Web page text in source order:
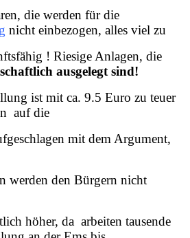
die werden für die
nicht einbezogen, alles viel zu
! Riesige Anlagen, die
ausgelegt sind!
ist mit ca. 9.5 Euro zu teuer
auf die
mit dem Argument,
werden den Bürgern nicht
höher, da arbeiten tausende